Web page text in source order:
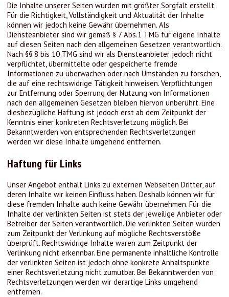
Die Inhalte unserer Seiten wurden mit größter Sorgfalt erstellt.
Für die Richtigkeit, Vollständigkeit und Aktualität der Inhalte
können wir jedoch keine Gewähr übernehmen. Als
Diensteanbieter sind wir gemäß § 7 Abs.1 TMG für eigene Inhalte
auf diesen Seiten nach den allgemeinen Gesetzen verantwortlich.
Nach §§ 8 bis 10 TMG sind wir als Diensteanbieter jedoch nicht
verpflichtet, übermittelte oder gespeicherte fremde
Informationen zu überwachen oder nach Umständen zu forschen,
die auf eine rechtswidrige Tätigkeit hinweisen. Verpflichtungen
zur Entfernung oder Sperrung der Nutzung von Informationen
nach den allgemeinen Gesetzen bleiben hiervon unberührt. Eine
diesbezügliche Haftung ist jedoch erst ab dem Zeitpunkt der
Kenntnis einer konkreten Rechtsverletzung möglich. Bei
Bekanntwerden von entsprechenden Rechtsverletzungen
werden wir diese Inhalte umgehend entfernen.
Haftung für Links
Unser Angebot enthält Links zu externen Webseiten Dritter, auf
deren Inhalte wir keinen Einfluss haben. Deshalb können wir für
diese fremden Inhalte auch keine Gewähr übernehmen. Für die
Inhalte der verlinkten Seiten ist stets der jeweilige Anbieter oder
Betreiber der Seiten verantwortlich. Die verlinkten Seiten wurden
zum Zeitpunkt der Verlinkung auf mögliche Rechtsverstöße
überprüft. Rechtswidrige Inhalte waren zum Zeitpunkt der
Verlinkung nicht erkennbar. Eine permanente inhaltliche Kontrolle
der verlinkten Seiten ist jedoch ohne konkrete Anhaltspunkte
einer Rechtsverletzung nicht zumutbar. Bei Bekanntwerden von
Rechtsverletzungen werden wir derartige Links umgehend
entfernen.